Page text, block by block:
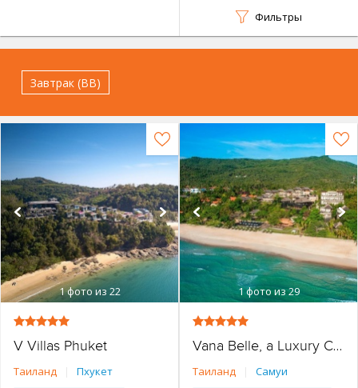
Фильтры
Завтрак (BB)
1фото из 22
V Villas Phuket
Таиланд
Пхукет
1фото из 29
Vana Belle, a Luxury Collection Resort
Таиланд
Самуи